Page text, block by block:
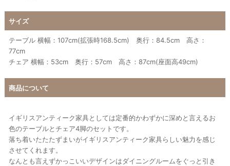
サイズ
テーブル 横幅：107cm(拡張時168.5cm) 奥行：84.5cm 高さ：
77cm
チェア 横幅：53cm 奥行：57cm 高さ：87cm(座面高49cm)
商品について
イギリスアンティーク家具としては定番的かわずかに深めと言えるお
色のテーブルとチェア4脚のセットです。
落ち着いたたたずまいがイギリスアンティーク家具らしい魅力を感じ
させてくれます。
なんとも言えずかっこいいデザインはダイニングルームをぐっと引き